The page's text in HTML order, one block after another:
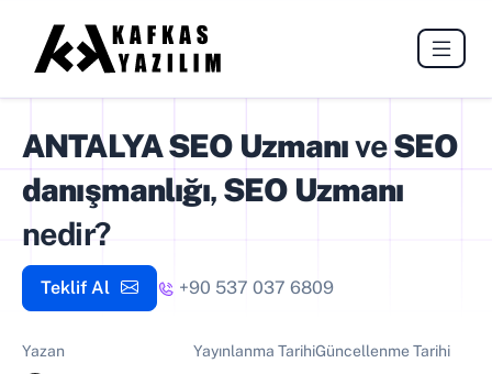
ANTALYA SEO UzmanıveSEO
danışmanlığı, SEO Uzmanı
nedir?
Teklif Al +90 537 037 6809
Yazan
Yayınlanma TarihiGüncellenme Tarihi